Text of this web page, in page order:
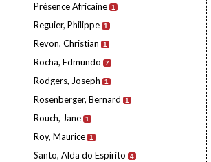
Présence Africaine 1
Reguier, Philippe 1
Revon, Christian 1
Rocha, Edmundo 7
Rodgers, Joseph 1
Rosenberger, Bernard 1
Rouch, Jane 1
Roy, Maurice 1
Santo, Alda do Espírito 4